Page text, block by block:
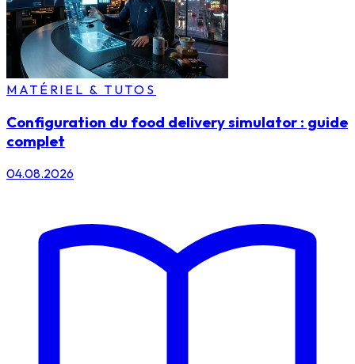
MATÉRIEL & TUTOS
Configuration du food delivery simulator : guide
complet
04.08.2026